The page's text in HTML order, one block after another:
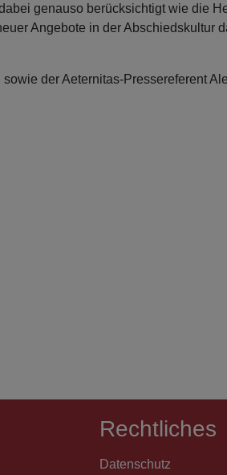
genauso berücksichtigt wie die
Angebote in der Abschiedskultur
der Aeternitas-Pressereferent
Rechtliches
Datenschutz